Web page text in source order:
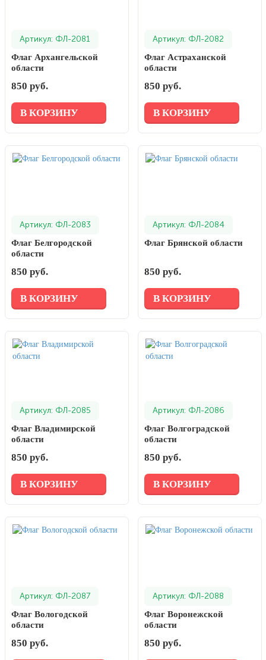
Артикул: ФЛ-2081
Флаг Архангельской
области
850 руб.
В КОРЗИНУ
Артикул: ФЛ-2082
Флаг Астраханской
области
850 руб.
В КОРЗИНУ
Артикул: ФЛ-2083
Флаг Белгородской
области
850 руб.
В КОРЗИНУ
Артикул: ФЛ-2084
Флаг Брянской области
850 руб.
В КОРЗИНУ
Артикул: ФЛ-2085
Флаг Владимирской
области
850 руб.
В КОРЗИНУ
Артикул: ФЛ-2086
Флаг Волгоградской
области
850 руб.
В КОРЗИНУ
Артикул: ФЛ-2087
Флаг Вологодской
области
850 руб.
Артикул: ФЛ-2088
Флаг Воронежской
области
850 руб.